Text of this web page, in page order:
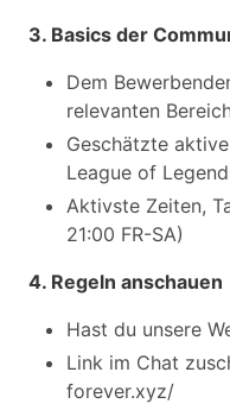
3. Basics der
Dem
relevanten
Geschätzte
League of
Aktivste Zeiten,
21:00 FR-SA)
4. Regeln anschauen
Hast du unsere
Link im Chat
forever.xyz/